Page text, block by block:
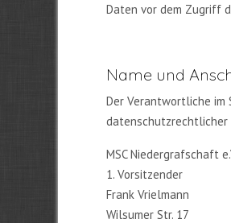
Daten vor dem Zugriff
Name und
Der Verantwortliche im
datenschutzrechtlicher
MSC Niedergrafschaft
1. Vorsitzender
Frank Vrielmann
Wilsumer Str. 17